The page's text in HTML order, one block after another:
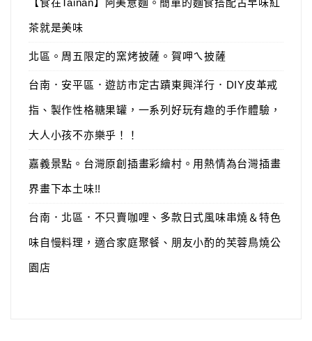
茶就是美味
北區。周五限定的窯烤披薩。賀呷ㄟ披薩
台南．安平區．遊訪市定古蹟東興洋行．DIY皮革戒
指、製作性格糖果罐，一系列好玩有趣的手作體驗，
大人小孩不亦樂乎！！
嘉義景點。台灣原創插畫彩繪村。用熱情為台灣插畫
界畫下本土味!!
台南．北區．不只賣咖哩、多款日式風味串燒＆特色
味自慢料理，適合家庭聚餐、朋友小酌的芙蓉鳥燒公
園店